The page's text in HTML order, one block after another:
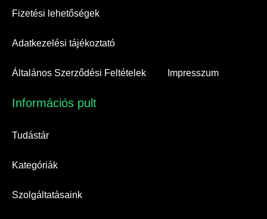
Fizetési lehetőségek
Adatkezelési tájékoztató
Általános Szerződési Feltételek Impresszum
Információs pult​
Tudástár
Kategóriák
Szolgáltatásaink